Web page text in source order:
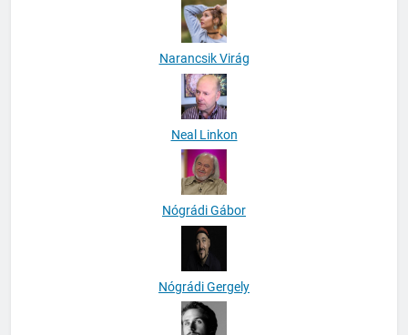
Narancsik Virág
Neal Linkon
Nógrádi Gábor
Nógrádi Gergely